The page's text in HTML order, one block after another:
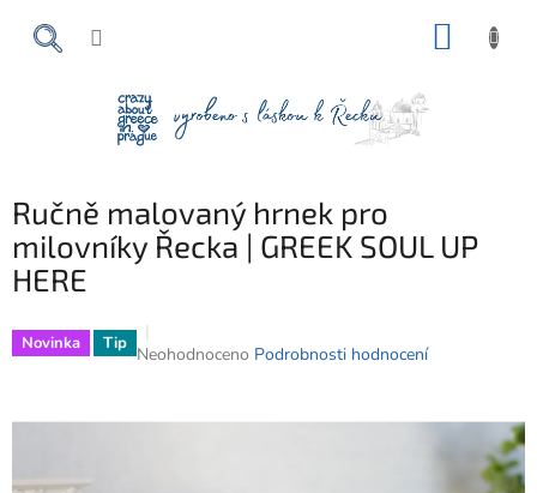
Ručně malovaný hrnek pro
milovníky Řecka | GREEK SOUL UP
HERE
Novinka Tip Průměrné
je
Neohodnoceno Podrobnosti hodnocení